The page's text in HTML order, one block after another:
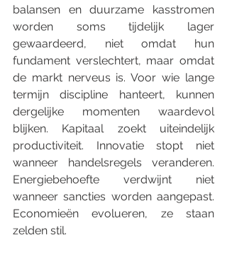
balansen en duurzame kasstromen
worden soms tijdelijk lager
gewaardeerd, niet omdat hun
fundament verslechtert, maar omdat
de markt nerveus is. Voor wie lange
termijn discipline hanteert, kunnen
dergelijke momenten waardevol
blijken. Kapitaal zoekt uiteindelijk
productiviteit. Innovatie stopt niet
wanneer handelsregels veranderen.
Energiebehoefte verdwijnt niet
wanneer sancties worden aangepast.
Economieën evolueren, ze staan
zelden stil.